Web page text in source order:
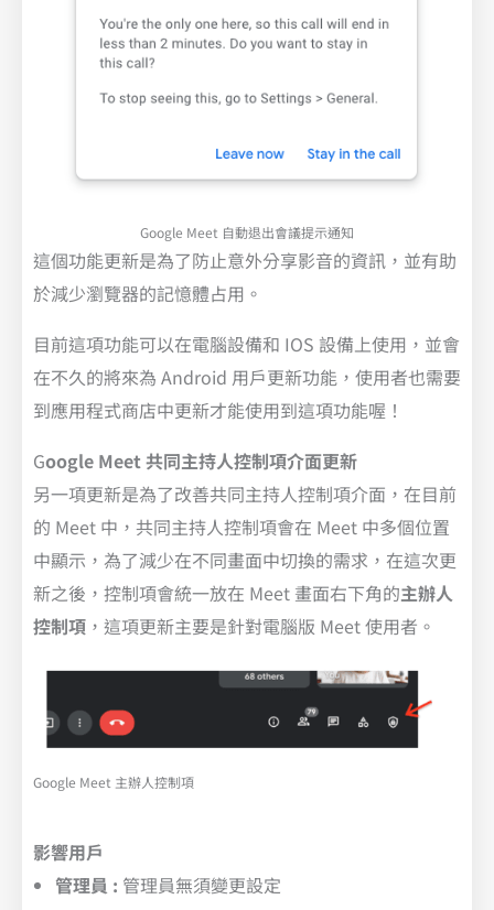
Google Meet 自動退出會議提示通知
這個功能更新是為了防止意外分享影音的資訊，並有助
於減少瀏覽器的記憶體占用。
目前這項功能可以在電腦設備和 IOS 設備上使用，並會
在不久的將來為 Android 用戶更新功能，使用者也需要
到應用程式商店中更新才能使用到這項功能喔！
Google Meet共同主持人控制項介面更新
另一項更新是為了改善共同主持人控制項介面，在目前
的 Meet 中，共同主持人控制項會在 Meet 中多個位置
中顯示，為了減少在不同畫面中切換的需求，在這次更
新之後，控制項會統一放在 Meet 畫面右下角的主辦人
控制項 ，這項更新主要是針對電腦版 Meet 使用者。
Google Meet 主辦人控制項
影響用戶
管理員 : 管理員無須變更設定